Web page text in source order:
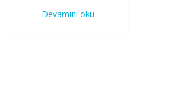
Devamını oku